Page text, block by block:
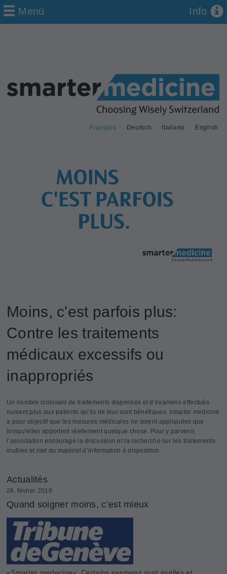
Deutsch
Français Italiano English
Menü Info
Moins, c'est parfois plus:
Contre les traitements
médicaux excessifs ou
inappropriés
Un nombre croissant de traitements dispensés et d’examens effectués
nuisent plus aux patients qu’ils ne leur sont bénéfiques. smarter medicine
a pour objectif que les mesures médicales ne soient appliquées que
lorsqu’elles apportent réellement quelque chose. Pour y parvenir,
l’association encourage la discussion et la recherche sur les traitements
inutiles et met du matériel d’information à disposition.
Actualités
26. février 2018
Quand soigner moins, c’est mieux
«Smarter medecine»: Certains examens sont inutiles et